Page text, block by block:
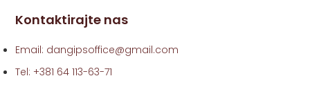
Kontaktirajte nas
Email: dangipsoffice@gmail.com
Tel: +381 64 113-63-71